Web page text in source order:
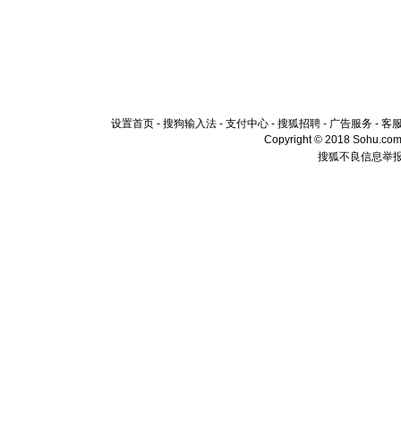
设置首页 - 搜狗输入法 - 支付中心 - 搜狐招聘 - 广告服务 - 客
Copyright © 2018
搜狐不良信息举